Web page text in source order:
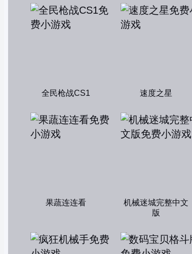
全民枪战CS1 速度之星
果蔬连连看
机械迷城完整中文
版